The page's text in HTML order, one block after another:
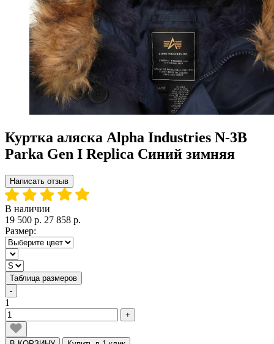
Куртка аляска Alpha Industries N-3B
Parka Gen I Replica Синий зимняя
Написать отзыв
В наличии
19 500 р. 27 858 р.
Размер:
Таблица размеров
-
1
+